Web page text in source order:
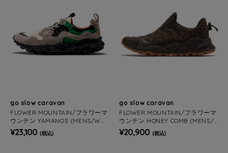
go slow caravan
FLOWER MOUNTAIN/フラワーマ
ウンテン YAMANO3 (MENS/WO
MENS)
¥23,100 (税込)
go slow caravan
FLOWER MOUNTAIN/フラワーマ
ウンテン HONEY COMB (MENS/
WOMENS)
¥20,900 (税込)